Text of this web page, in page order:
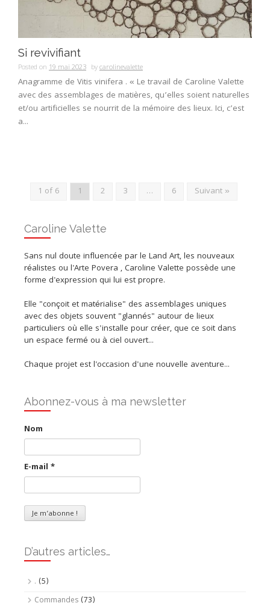
Si revivifiant
Posted on 19 mai 2023 bycarolinevalette
Anagramme de Vitis vinifera . « Le travail de Caroline Valette
avec des assemblages de matières, qu’elles soient naturelles
et/ou artificielles se nourrit de la mémoire des lieux. Ici, c’est
a...
1 of 6 1 2 3 … 6 Suivant »
Caroline Valette
Sans nul doute influencée par le Land Art, les nouveaux
réalistes ou l'Arte Povera , Caroline Valette possède une
forme d'expression qui lui est propre.
Elle "conçoit et matérialise" des assemblages uniques
avec des objets souvent "glannés" autour de lieux
particuliers où elle s'installe pour créer, que ce soit dans
un espace fermé ou à ciel ouvert...
Chaque projet est l'occasion d'une nouvelle aventure...
Abonnez-vous à ma newsletter
Nom
E-mail *
D’autres articles…
. (5)
Commandes (73)